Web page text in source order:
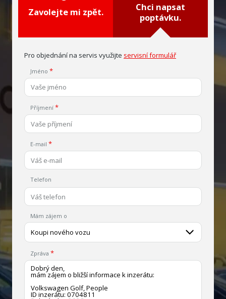
Zavolejte mi zpět.
Chci napsat
poptávku.
Pro objednání na servis využijte servisní formulář
Jméno
Příjmení
E-mail
Telefon
Mám zájem o
Koupi nového vozu
Zpráva